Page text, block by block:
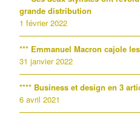
grande distribution
1 février 2022
*** Emmanuel Macron cajole
31 janvier 2022
**** Business et design en 3
6 avril 2021